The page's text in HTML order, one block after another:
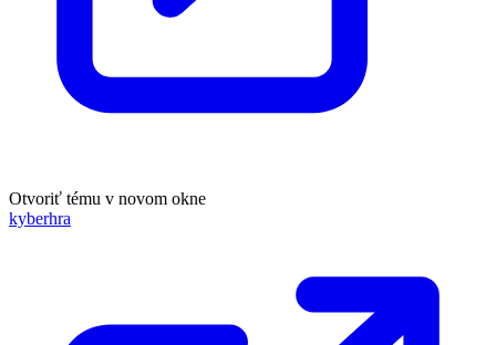
Otvoriť tému v novom okne
kyberhra